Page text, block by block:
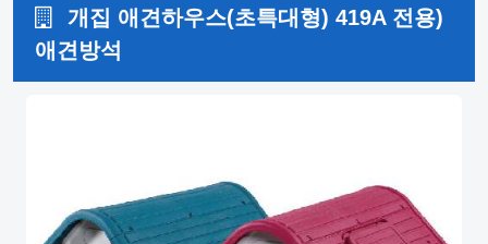
개집 애견하우스(초특대형) 419A 전용)
애견방석